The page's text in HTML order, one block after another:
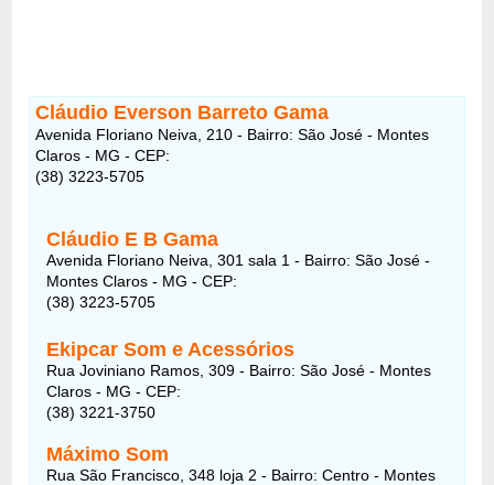
Cláudio Everson Barreto Gama
Avenida Floriano Neiva, 210 - Bairro: São José - Montes
Claros - MG - CEP:
(38) 3223-5705
Cláudio E B Gama
Avenida Floriano Neiva, 301 sala 1 - Bairro: São José -
Montes Claros - MG - CEP:
(38) 3223-5705
Ekipcar Som e Acessórios
Rua Joviniano Ramos, 309 - Bairro: São José - Montes
Claros - MG - CEP:
(38) 3221-3750
Máximo Som
Rua São Francisco, 348 loja 2 - Bairro: Centro - Montes